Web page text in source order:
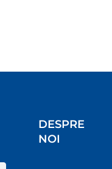
DESPRE
NOI